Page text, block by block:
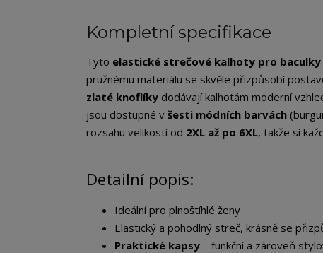
Kompletní specifikace
Tyto elastické strečové kalhoty pro baculky
pružnému materiálu se skvěle přizpůsobí
zlaté knoflíky dodávají kalhotám moderní
jsou dostupné v šesti módních barvách
rozsahu velikostí od 2XL až po 6XL, takže si
Detailní popis:
Ideální pro plnoštíhlé ženy
Elastický a pohodlný streč, krásně se
Praktické kapsy – funkční a zároveň